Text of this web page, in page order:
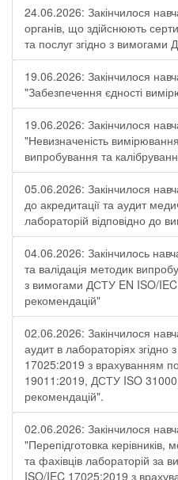
24.06.2026: Закінчилося
органів, що здійснюють
та послуг згідно з
19.06.2026: Закінчилося
"Забезпечення єдності
19.06.2026: Закінчилося
"Невизначеність
випробування та
05.06.2026: Закінчилося
до акредитації та аудит
лабораторій відповідно до
04.06.2026: Закінчилось
та валідація методик
з вимогами ДСТУ EN ISO/
рекомендацій"
02.06.2026: Закінчилося
аудит в лабораторіях
17025:2019 з врахуванням
19011:2019, ДСТУ ISO
рекомендацій".
02.06.2026: Закінчилося
"Перепідготовка керівників,
та фахівців лабораторій за
ISO/IEC 17025:2019 з